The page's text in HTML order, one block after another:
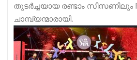
തുടർച്ചയായ രണ്ടാം സീസണിലും
ചാമ്പ്യന്മാരായി.